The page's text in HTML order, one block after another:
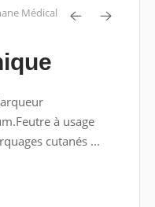
Médical
à usage
cutanés ...